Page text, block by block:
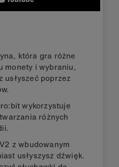
która gra różne
monety i wybraniu,
usłyszeć poprzez
wykorzystuje
różnych
z wbudowanym
usłyszysz dźwięk.